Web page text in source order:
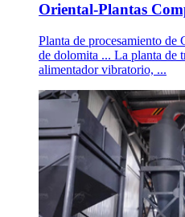
Oriental-Plantas
Planta de procesamiento de
de dolomita ... La planta de
alimentador vibratorio, ...